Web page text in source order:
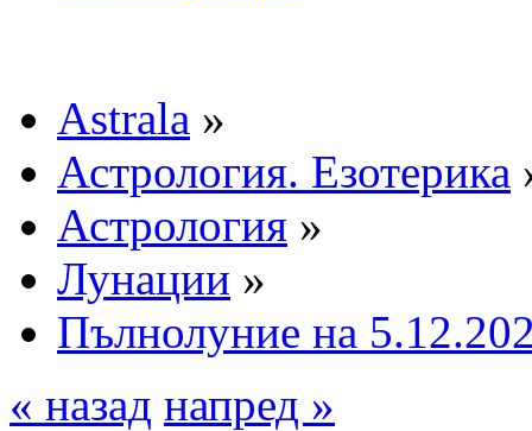
Astrala »
Астрология. Езотерика
Астрология »
Лунации »
Пълнолуние на
« назад напред »